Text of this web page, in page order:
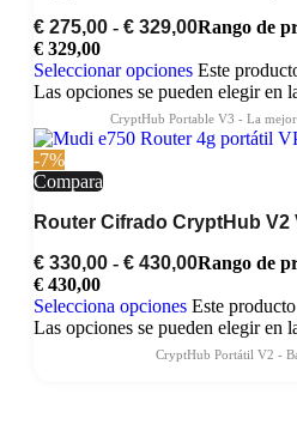
€ 275,00 - € 329,00Rango de
€ 329,00
Seleccionar opciones Este
Las opciones se pueden elegir en
-7%
Compara
Router Cifrado CryptHub V2
€ 330,00 - € 430,00Rango de
€ 430,00
Selecciona opciones Este
Las opciones se pueden elegir en